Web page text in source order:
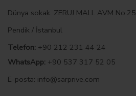
Dünya sokak. ZERUJ MALL AVM No:25
Pendik / İstanbul
Telefon: +90 212 231 44 24
WhatsApp: +90 537 317 52 05
E-posta: info@sarprive.com